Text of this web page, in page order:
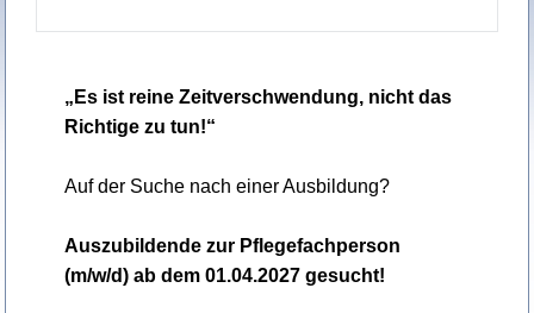
„Es ist reine Zeitverschwendung, nicht das
Richtige zu tun!“
Auf der Suche nach einer Ausbildung?
Auszubildende zur Pflegefachperson
(m/w/d)ab dem 01.04.2027 gesucht!